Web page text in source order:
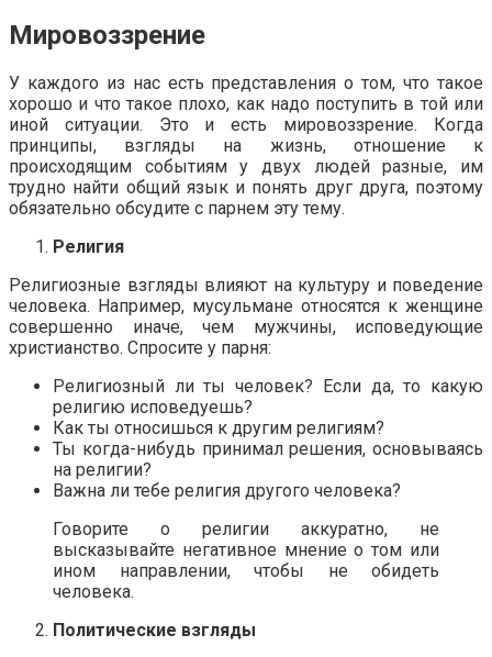
Мировоззрение
У каждого из нас есть представления о том, что такое
хорошо и что такое плохо, как надо поступить в той или
иной ситуации. Это и есть мировоззрение. Когда
принципы, взгляды на жизнь, отношение к
происходящим событиям у двух людей разные, им
трудно найти общий язык и понять друг друга, поэтому
обязательно обсудите с парнем эту тему.
Религия
Религиозные взгляды влияют на культуру и поведение
человека. Например, мусульмане относятся к женщине
совершенно иначе, чем мужчины, исповедующие
христианство. Спросите у парня:
Религиозный ли ты человек? Если да, то какую
религию исповедуешь?
Как ты относишься к другим религиям?
Ты когда-нибудь принимал решения, основываясь
на религии?
Важна ли тебе религия другого человека?
Говорите о религии аккуратно, не
высказывайте негативное мнение о том или
ином направлении, чтобы не обидеть
человека.
Политические взгляды